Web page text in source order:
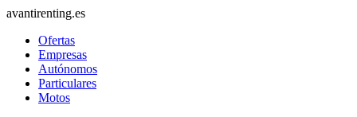
avantirenting.es
Ofertas
Empresas
Autónomos
Particulares
Motos